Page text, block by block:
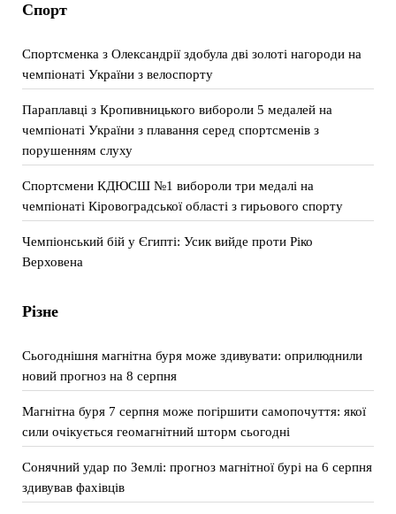
Спорт
Спортсменка з Олександрії здобула дві золоті нагороди на
чемпіонаті України з велоспорту
Параплавці з Кропивницького вибороли 5 медалей на
чемпіонаті України з плавання серед спортсменів з
порушенням слуху
Спортсмени КДЮСШ №1 вибороли три медалі на
чемпіонаті Кіровоградської області з гирьового спорту
Чемпіонський бій у Єгипті: Усик вийде проти Ріко
Верховена
Різне
Сьогоднішня магнітна буря може здивувати: оприлюднили
новий прогноз на 8 серпня
Магнітна буря 7 серпня може погіршити самопочуття: якої
сили очікується геомагнітний шторм сьогодні
Сонячний удар по Землі: прогноз магнітної бурі на 6 серпня
здивував фахівців